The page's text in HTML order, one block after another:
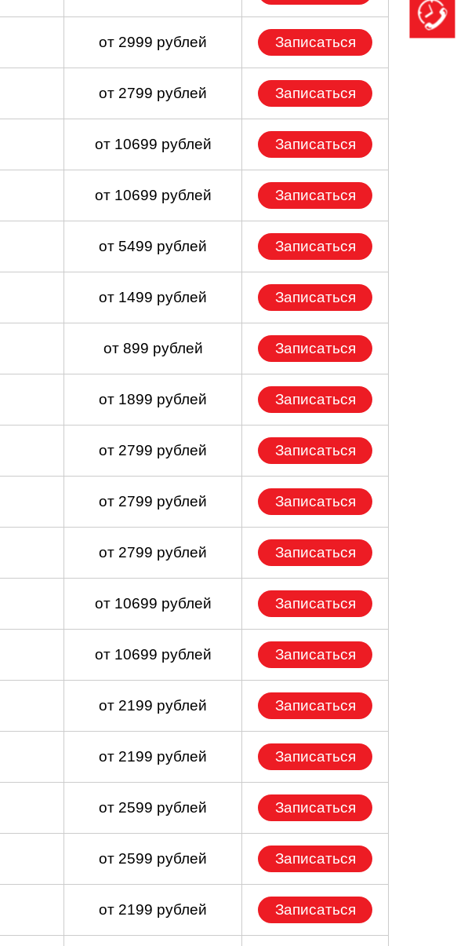
от 2999 рублей Записаться
от 2799 рублей Записаться
от 10699 рублей Записаться
от 10699 рублей Записаться
от 5499 рублей Записаться
от 1499 рублей Записаться
от 899 рублей Записаться
от 1899 рублей Записаться
от 2799 рублей Записаться
от 2799 рублей Записаться
от 2799 рублей Записаться
от 10699 рублей Записаться
от 10699 рублей Записаться
от 2199 рублей Записаться
от 2199 рублей Записаться
от 2599 рублей Записаться
от 2599 рублей Записаться
от 2199 рублей Записаться